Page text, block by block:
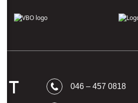
046 – 457 0818